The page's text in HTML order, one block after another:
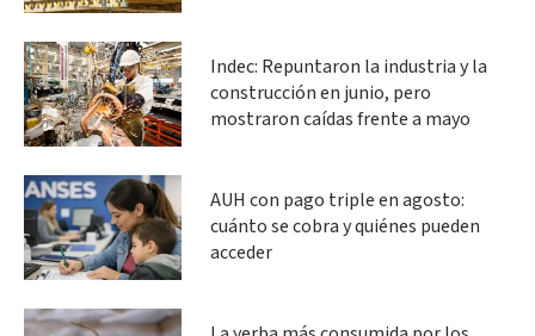
Indec: Repuntaron la industria y la
construcción en junio, pero
mostraron caídas frente a mayo
AUH con pago triple en agosto:
cuánto se cobra y quiénes pueden
acceder